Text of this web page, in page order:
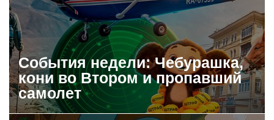
События недели: Чебурашка,
кони во Втором и пропавший
самолет